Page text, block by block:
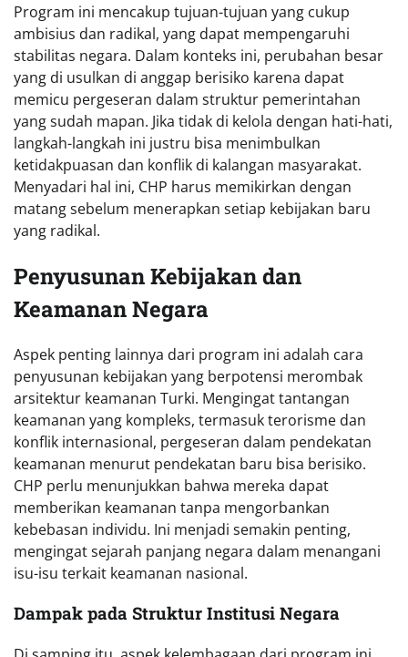
Program ini mencakup tujuan-tujuan yang cukup
ambisius dan radikal, yang dapat mempengaruhi
stabilitas negara. Dalam konteks ini, perubahan besar
yang di usulkan di anggap berisiko karena dapat
memicu pergeseran dalam struktur pemerintahan
yang sudah mapan. Jika tidak di kelola dengan hati-hati,
langkah-langkah ini justru bisa menimbulkan
ketidakpuasan dan konflik di kalangan masyarakat.
Menyadari hal ini, CHP harus memikirkan dengan
matang sebelum menerapkan setiap kebijakan baru
yang radikal.
Penyusunan Kebijakan dan
Keamanan Negara
Aspek penting lainnya dari program ini adalah cara
penyusunan kebijakan yang berpotensi merombak
arsitektur keamanan Turki. Mengingat tantangan
keamanan yang kompleks, termasuk terorisme dan
konflik internasional, pergeseran dalam pendekatan
keamanan menurut pendekatan baru bisa berisiko.
CHP perlu menunjukkan bahwa mereka dapat
memberikan keamanan tanpa mengorbankan
kebebasan individu. Ini menjadi semakin penting,
mengingat sejarah panjang negara dalam menangani
isu-isu terkait keamanan nasional.
Dampak pada Struktur Institusi Negara